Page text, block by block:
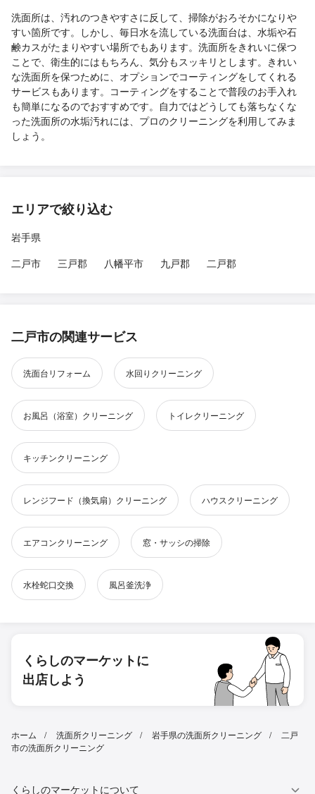
洗面所は、汚れのつきやすさに反して、掃除がおろそかになりや
すい箇所です。しかし、毎日水を流している洗面台は、水垢や石
鹸カスがたまりやすい場所でもあります。洗面所をきれいに保つ
ことで、衛生的にはもちろん、気分もスッキリとします。きれい
な洗面所を保つために、オプションでコーティングをしてくれる
サービスもあります。コーティングをすることで普段のお手入れ
も簡単になるのでおすすめです。自力ではどうしても落ちなくな
った洗面所の水垢汚れには、プロのクリーニングを利用してみま
しょう。
エリアで絞り込む
岩手県
二戸市
三戸郡 八幡平市 九戸郡 二戸郡
二戸市の関連サービス
洗面台リフォーム 水回りクリーニング
お風呂（浴室）クリーニング トイレクリーニング
キッチンクリーニング
レンジフード（換気扇）クリーニング ハウスクリーニング
エアコンクリーニング 窓・サッシの掃除
水栓蛇口交換 風呂釜洗浄
くらしのマーケットに
出店しよう
ホーム 洗面所クリーニング 岩手県の洗面所クリーニング
二戸
市の洗面所クリーニング
くらしのマーケットについて